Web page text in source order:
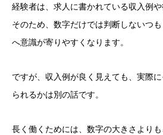
経験者は、求人に書かれている収入例や
そのため、数字だけでは判断しないつ
へ意識が寄りやすくなります。
ですが、収入例が良く見えても、実際
られるかは別の話です。
長く働くためには、数字の大きさより